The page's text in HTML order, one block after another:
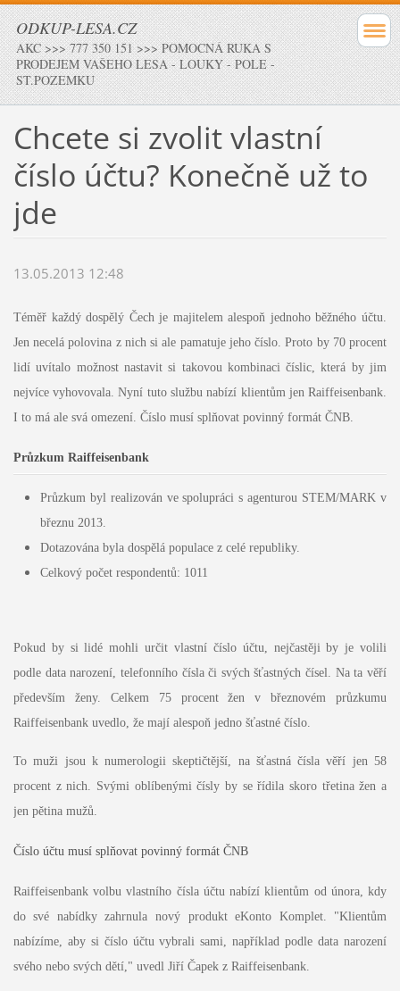
ODKUP-LESA.CZ
AKC >>> 777 350 151 >>> POMOCNÁ RUKA S
PRODEJEM VAŠEHO LESA - LOUKY - POLE -
ST.POZEMKU
Chcete si zvolit vlastní
číslo účtu? Konečně už to
jde
13.05.2013 12:48
Téměř každý dospělý Čech je majitelem alespoň jednoho běžného účtu.
Jen necelá polovina z nich si ale pamatuje jeho číslo. Proto by 70 procent
lidí uvítalo možnost nastavit si takovou kombinaci číslic, která by jim
nejvíce vyhovovala. Nyní tuto službu nabízí klientům jen Raiffeisenbank.
I to má ale svá omezení. Číslo musí splňovat povinný formát ČNB.
Průzkum Raiffeisenbank
Průzkum byl realizován ve spolupráci s agenturou STEM/MARK v
březnu 2013.
Dotazována byla dospělá populace z celé republiky.
Celkový počet respondentů: 1011
Pokud by si lidé mohli určit vlastní číslo účtu, nejčastěji by je volili
podle data narození, telefonního čísla či svých šťastných čísel. Na ta věří
především ženy. Celkem 75 procent žen v březnovém průzkumu
Raiffeisenbank uvedlo, že mají alespoň jedno šťastné číslo.
To muži jsou k numerologii skeptičtější, na šťastná čísla věří jen 58
procent z nich. Svými oblíbenými čísly by se řídila skoro třetina žen a
jen pětina mužů.
Číslo účtu musí splňovat povinný formát ČNB
Raiffeisenbank volbu vlastního čísla účtu nabízí klientům od února, kdy
do své nabídky zahrnula nový produkt eKonto Komplet. "Klientům
nabízíme, aby si číslo účtu vybrali sami, například podle data narození
svého nebo svých dětí," uvedl Jiří Čapek z Raiffeisenbank.